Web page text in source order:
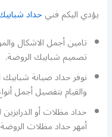
يؤدي اليكم فنيحداد
تامين أجمل الاشكال
تصميم شبابيك الروضة.
نوفر حداد صيانة
والقيام بتفصيل أجمل
حداد مظلات أو
أمهر حداد مظلات